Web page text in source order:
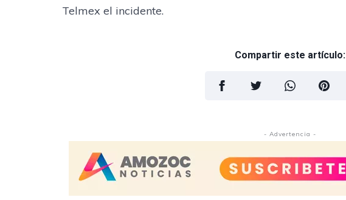
Telmex el incidente.
Compartir este artículo:
- Advertencia -